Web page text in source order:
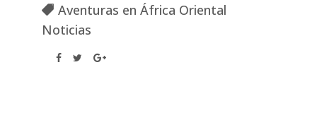
Aventuras en África Oriental
Noticias